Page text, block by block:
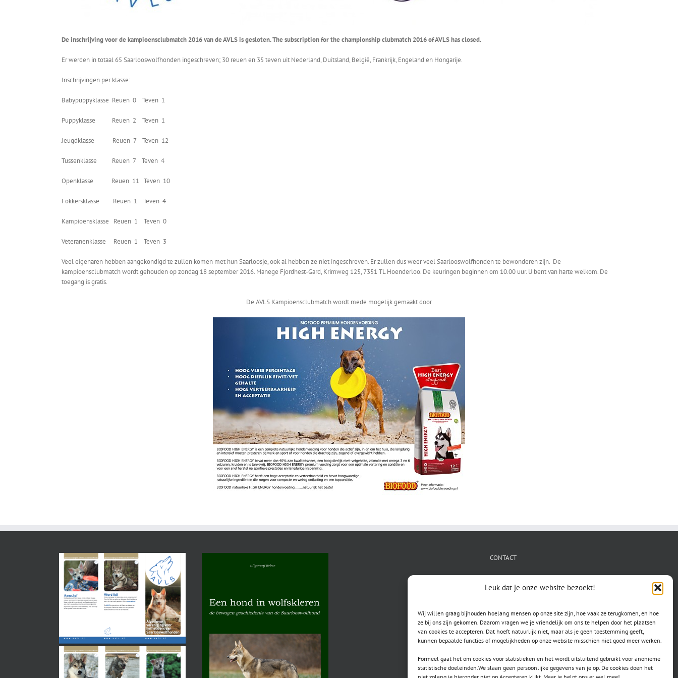
Leuk dat je onze website bezoekt!
Wij willen graag bijhouden hoelang mensen op onze site zijn, hoe vaak ze terugkomen, en hoe
ze bij ons zijn gekomen. Daarom vragen we je vriendelijk om ons te helpen door het plaatsen
van cookies te accepteren. Dat hoeft natuurlijk niet, maar als je geen toestemming geeft,
kunnen bepaalde functies of mogelijkheden op onze website misschien niet goed meer werken.
Formeel gaat het om cookies voor statistieken en het wordt uitsluitend gebruikt voor anonieme
statistische doeleinden.We slaan geen persoonlijke gegevens van je op. De cookies doen het
De inschrijving voor de kampioensclubmatch 2016 van de AVLS is gesloten. The subscription for the championship clubmatch 2016 of AVLS has closed.
Er werden in totaal 65 Saarlooswolfhonden ingeschreven; 30 reuen en 35 teven uit Nederland, Duitsland, België, Frankrijk, Engeland en Hongarije.
Inschrijvingen per klasse:
Babypuppyklasse Reuen 0 Teven 1
Puppyklasse Reuen 2 Teven 1
Jeugdklasse Reuen 7 Teven 12
Tussenklasse Reuen 7 Teven 4
Openklasse Reuen 11 Teven 10
Fokkersklasse Reuen 1 Teven 4
Kampioensklasse Reuen 1 Teven 0
Veteranenklasse Reuen 1 Teven 3
Veel eigenaren hebben aangekondigd te zullen komen met hun Saarloosje, ook al hebben ze niet ingeschreven. Er zullen dus weer veel Saarlooswolfhonden te bewonderen zijn. De
kampioensclubmatch wordt gehouden op zondag 18 september 2016. Manege Fjordhest-Gard, Krimweg 125, 7351 TL Hoenderloo. De keuringen beginnen om 10.00 uur. U bent van harte welkom. De
toegang is gratis.
De AVLS Kampioensclubmatch wordt mede mogelijk gemaakt door
CONTACT